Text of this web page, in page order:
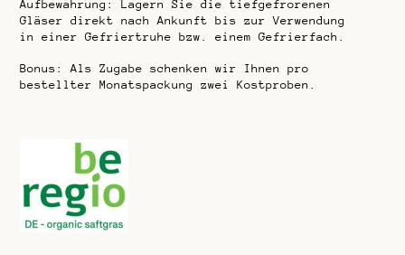
Aufbewahrung: Lagern Sie die tiefgefrorenen
Gläser direkt nach Ankunft bis zur Verwendung
in einer Gefriertruhe bzw. einem Gefrierfach.
Bonus: Als Zugabe schenken wir Ihnen pro
bestellter Monatspackung zwei Kostproben.